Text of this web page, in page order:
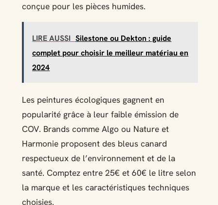
conçue pour les pièces humides.
LIRE AUSSI Silestone ou Dekton : guide
complet pour choisir le meilleur matériau en
2024
Les peintures écologiques gagnent en
popularité grâce à leur faible émission de
COV. Brands comme Algo ou Nature et
Harmonie proposent des bleus canard
respectueux de l’environnement et de la
santé. Comptez entre 25€ et 60€ le litre selon
la marque et les caractéristiques techniques
choisies.